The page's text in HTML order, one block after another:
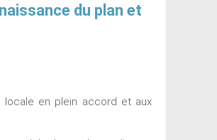
du plan et
locale en plein accord et aux